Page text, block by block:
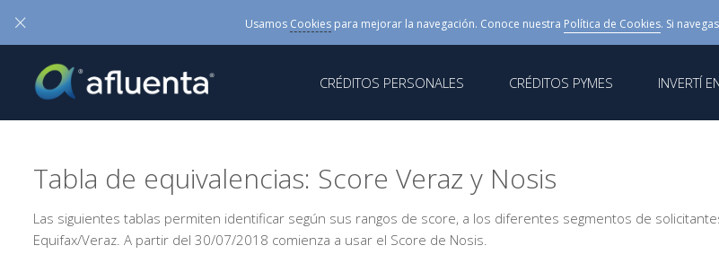
× Usamos Cookiespara mejorar la navegación. Conoce nuestra Política de Cookies. Si
CRÉDITOS PERSONALES CRÉDITOS PYMES INVERTÍ
Tabla de equivalencias: Score Veraz y Nosis
Las siguientes tablas permiten identificar según sus rangos de score, a los diferentes segmentos de
Equifax/Veraz. A partir del 30/07/2018 comienza a usar el Score de Nosis.